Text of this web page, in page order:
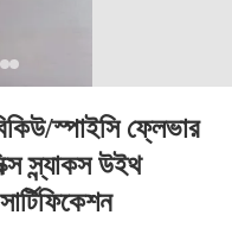
স্পাইসি ফ্লেভার
স্ন্যাকস উইথ